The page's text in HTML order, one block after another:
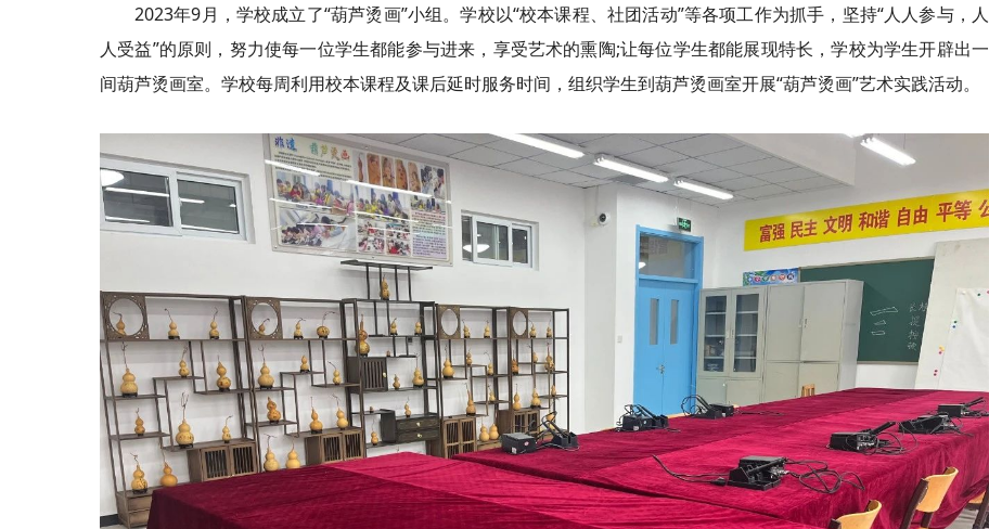
2023年9月，学校成立了“葫芦烫画”小组。学校以“校本课程、社团活动”等各项工作为抓手，坚持“人人参与，人
人受益”的原则，努力使每一位学生都能参与进来，享受艺术的熏陶;让每位学生都能展现特长，学校为学生开辟出一
间葫芦烫画室。学校每周利用校本课程及课后延时服务时间，组织学生到葫芦烫画室开展“葫芦烫画”艺术实践活动。